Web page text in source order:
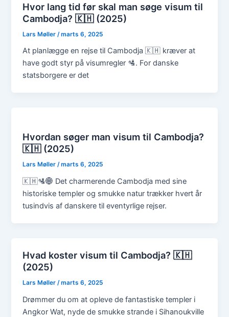
Hvor lang tid før skal man søge visum til
Cambodja? 🇰🇭 (2025)
Lars Møller /marts 6, 2025
At planlægge en rejse til Cambodja 🇰🇭 kræver at
have godt styr på visumregler 🛂. For danske
statsborgere er det
Hvordan søger man visum til Cambodja?
🇰🇭 (2025)
Lars Møller/marts 6, 2025
🇰🇭🛂🌐 Det charmerende Cambodja med sine
historiske templer og smukke natur trækker hvert år
tusindvis af danskere til eventyrlige rejser.
Hvad koster visum til Cambodja? 🇰🇭
(2025)
Lars Møller/marts 6, 2025
Drømmer du om at opleve de fantastiske templer i
Angkor Wat, nyde de smukke strande i Sihanoukville